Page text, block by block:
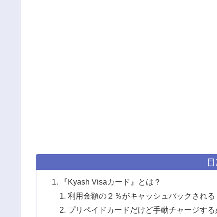
『Kyash Visaカード』とは？
利用金額の２％がキャッシュバックされる
プリペイドカードだけど手動チャージする